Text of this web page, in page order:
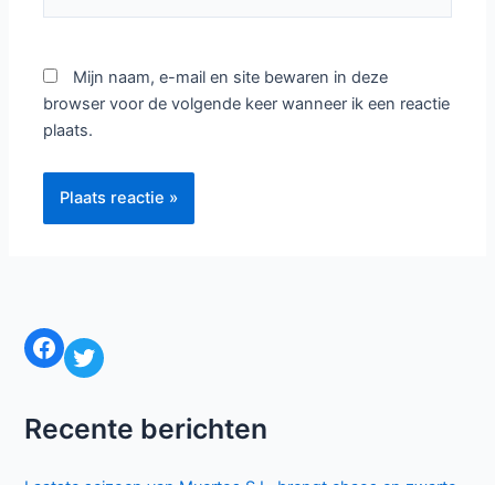
Mijn naam, e-mail en site bewaren in deze
browser voor de volgende keer wanneer ik een reactie
plaats.
Facebook Twitter
Recente berichten